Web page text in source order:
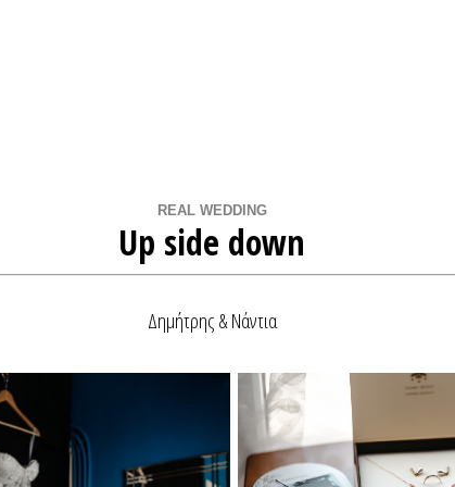
Real Weddings
Φωτογράφοι Γάμου Αθήνα
Φωτογράφοι Γάμου Θεσσαλονίκη
Φωτογράφοι Γάμου στην Ελλάδα
REAL WEDDING
Up side down
Δημήτρης & Νάντια